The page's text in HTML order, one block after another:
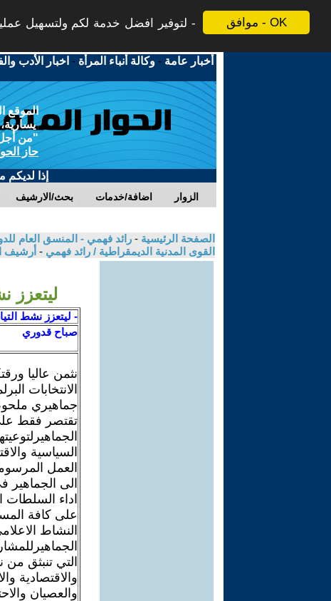
موافق - OK
لتوفير افضل خدمة لكم ولتسهيل
أخبار عامة -وكالة أنباء المرأة - اخبار الأدب
الموقع
"من أجل
حاز
إذا
بحث/الارشيف اضافة/خدمات الزوار
الصفحة الرئيسية - رائد فهمي - المنسق العام
القوى المدنية الديمقراطية / رائد فهمي - أرشيف
ليتعزز
- ليتعزز نشط
صباح قدوري
نثمن عاليا
الانتخابات
جماهيري
تقتصر فقط
السياسية
العمل
الى الجماهير
اداء السلطات
على كافة
النشاط
التي تنبثق
والاقتصادية
والعصيان